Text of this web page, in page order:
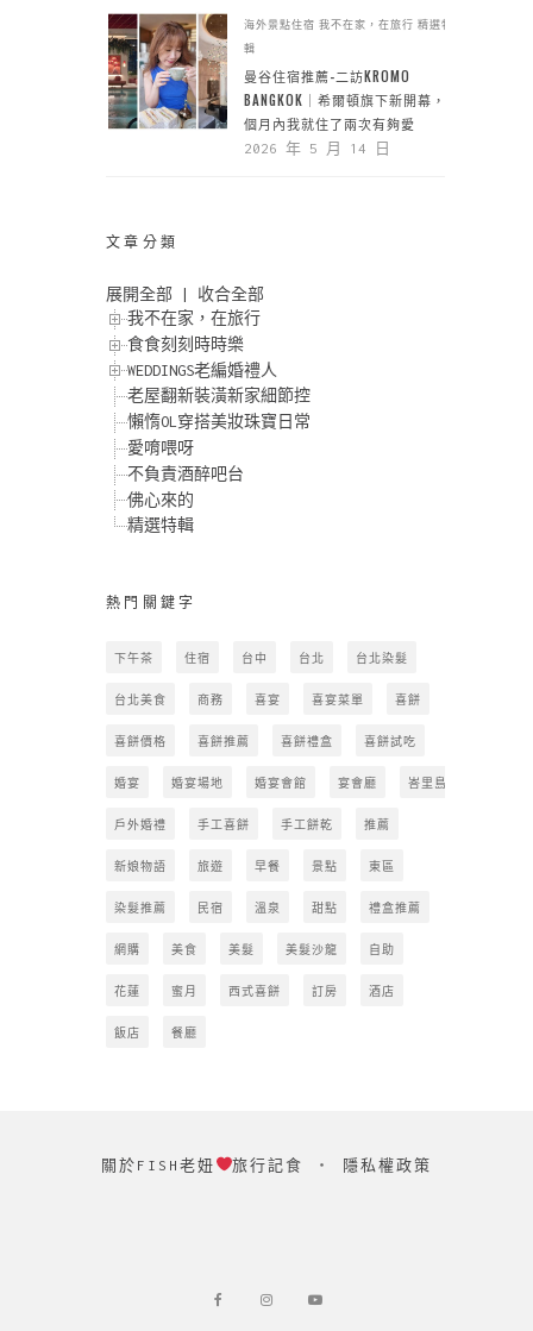
海外景點住宿 我不在家，在旅行 精選特
輯
曼谷住宿推薦-二訪KROMO
BANGKOK｜希爾頓旗下新開幕，一
個月內我就住了兩次有夠愛
2026 年 5 月 14 日
文章分類
展開全部
收合全部
我不在家，在旅行
食食刻刻時時樂
WEDDINGS老編婚禮人
老屋翻新裝潢新家細節控
懶惰OL穿搭美妝珠寶日常
愛唷喂呀
不負責酒醉吧台
佛心來的
精選特輯
熱門關鍵字
下午茶 住宿 台中 台北 台北染髮
台北美食 商務 喜宴 喜宴菜單 喜餅
喜餅價格 喜餅推薦 喜餅禮盒 喜餅試吃
婚宴 婚宴場地 婚宴會館 宴會廳 峇里島
戶外婚禮 手工喜餅 手工餅乾 推薦
新娘物語 旅遊 早餐 景點 東區
染髮推薦 民宿 溫泉 甜點 禮盒推薦
網購 美食 美髮 美髮沙龍 自助
花蓮 蜜月 西式喜餅 訂房 酒店
飯店 餐廳
關於FISH老妞 旅行記食 ‧ 隱私權政策